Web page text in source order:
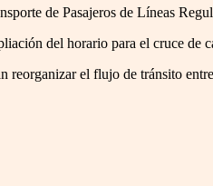
de Pasajeros de Líneas
del horario para el cruce de
reorganizar el flujo de tránsito